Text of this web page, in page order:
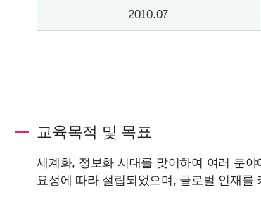
2010.07
교육목적 및 목표
세계화, 정보화 시대를 맞이하여 여러 분
요성에 따라 설립되었으며, 글로벌 인재